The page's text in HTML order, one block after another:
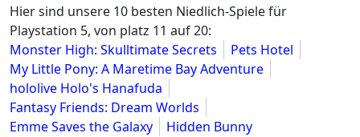
Hier sind unsere 10 besten Niedlich-Spiele für
Playstation 5, von platz 11 auf 20:
Monster High: Skulltimate Secrets
Pets Hotel
My Little Pony: A Maretime Bay Adventure
hololive Holo's Hanafuda
Fantasy Friends: Dream Worlds
Emme Saves the Galaxy
Hidden Bunny